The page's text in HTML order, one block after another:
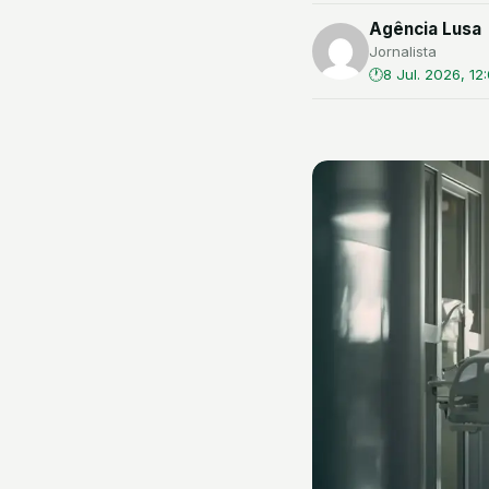
Agência Lusa
Jornalista
8 Jul. 2026,